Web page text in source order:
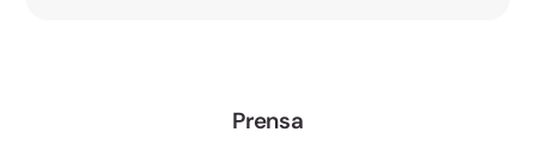
Lugo
Prensa